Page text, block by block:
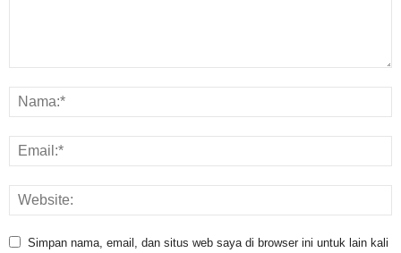
Simpan nama, email, dan situs web saya di browser ini untuk lain kali